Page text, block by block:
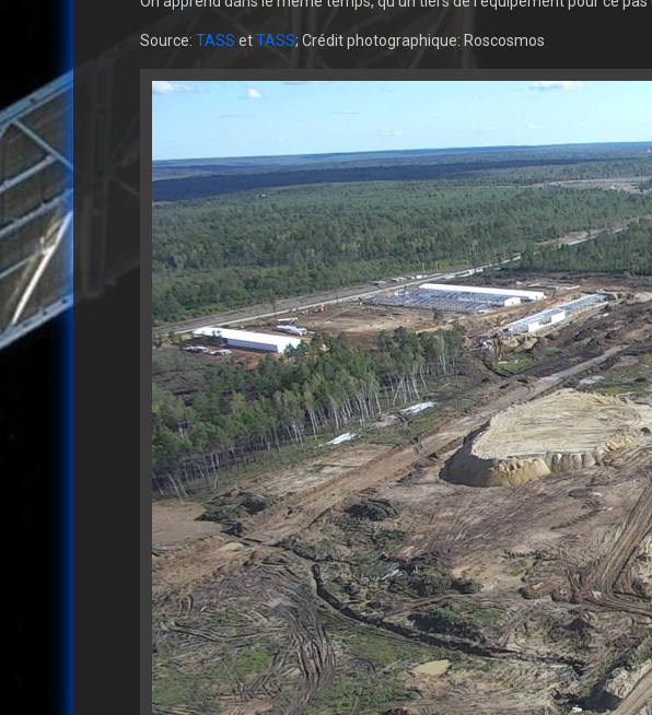
Source: TASS etTASS; Crédit photographique: Roscosmos